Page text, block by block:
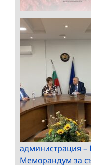
администрация –
Меморандум за